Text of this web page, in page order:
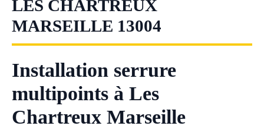
LES CHARTREUX
MARSEILLE 13004
Installation serrure
multipoints à Les
Chartreux Marseille